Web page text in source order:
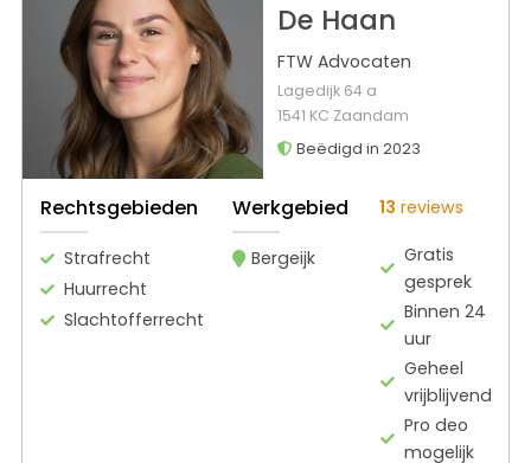
De Haan
FTW Advocaten
Lagedijk 64 a
1541 KC Zaandam
Beëdigd in 2023
Rechtsgebieden
Strafrecht
Huurrecht
Slachtofferrecht
Werkgebied
Bergeijk
13 reviews
Gratis
gesprek
Binnen 24
uur
Geheel
vrijblijvend
Pro deo
mogelijk